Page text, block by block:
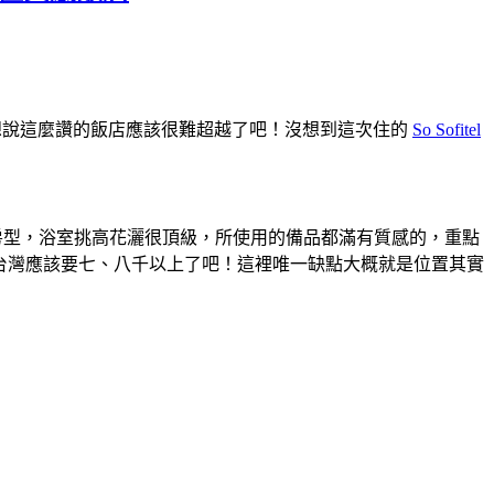
這麼讚的飯店應該很難超越了吧！沒想到這次住的 So Sofitel
，浴室挑高花灑很頂級，所使用的備品都滿有質感的，重點
灣應該要七、八千以上了吧！這裡唯一缺點大概就是位置其實